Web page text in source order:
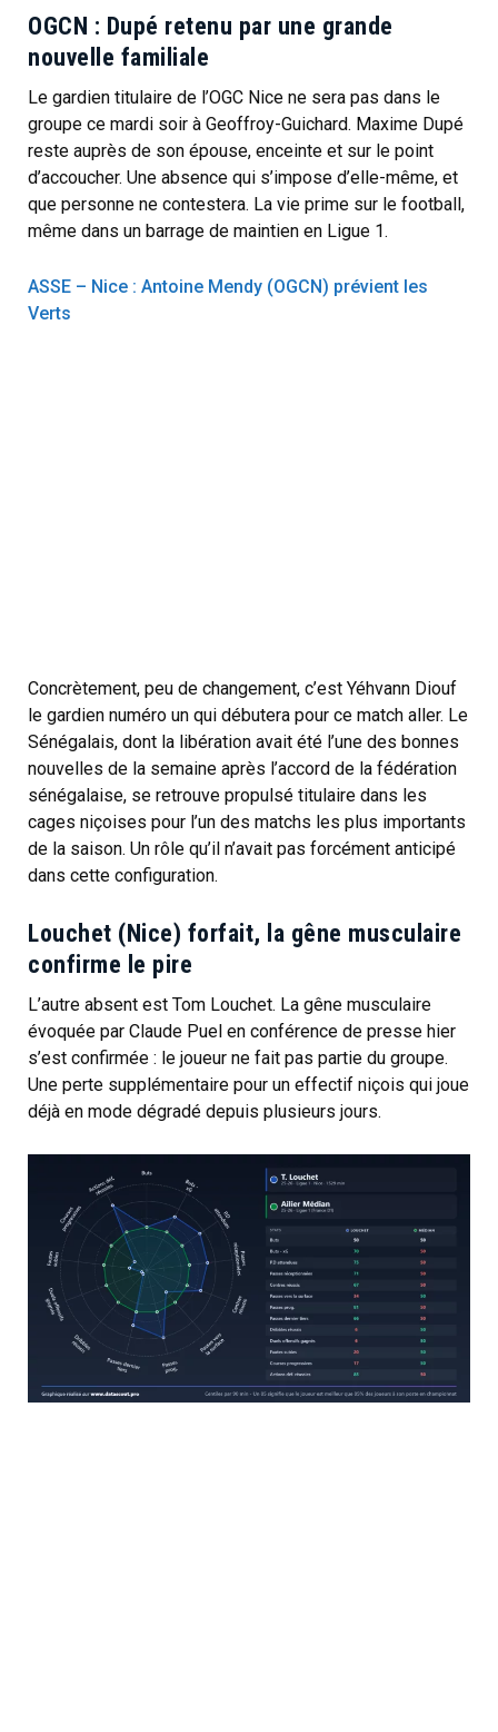
OGCN : Dupé retenu par une grande
nouvelle familiale
Le gardien titulaire de l’OGC Nice ne sera pas dans le
groupe ce mardi soir à Geoffroy-Guichard. Maxime Dupé
reste auprès de son épouse, enceinte et sur le point
d’accoucher. Une absence qui s’impose d’elle-même, et
que personne ne contestera. La vie prime sur le football,
même dans un barrage de maintien en Ligue 1.
ASSE – Nice : Antoine Mendy (OGCN) prévient les
Verts
Concrètement, peu de changement, c’est Yéhvann Diouf
le gardien numéro un qui débutera pour ce match aller. Le
Sénégalais, dont la libération avait été l’une des bonnes
nouvelles de la semaine après l’accord de la fédération
sénégalaise, se retrouve propulsé titulaire dans les
cages niçoises pour l’un des matchs les plus importants
de la saison. Un rôle qu’il n’avait pas forcément anticipé
dans cette configuration.
Louchet (Nice) forfait, la gêne musculaire
confirme le pire
L’autre absent est Tom Louchet. La gêne musculaire
évoquée par Claude Puel en conférence de presse hier
s’est confirmée : le joueur ne fait pas partie du groupe.
Une perte supplémentaire pour un effectif niçois qui joue
déjà en mode dégradé depuis plusieurs jours.